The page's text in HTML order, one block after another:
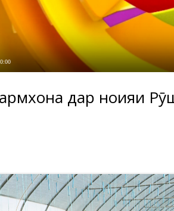
дар ноҳияи